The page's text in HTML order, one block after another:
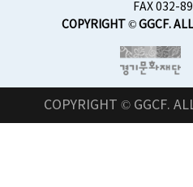
FAX 032-
COPYRIGHT © GGCF.
COPYRIGHT © GGCF.